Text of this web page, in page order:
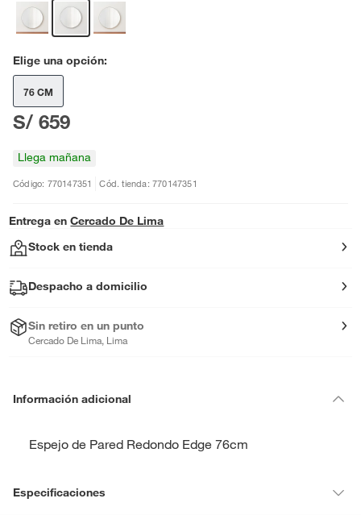
Elige una opción:
76 CM
S/ 659
Llega mañana
Código: 770147351 Cód. tienda: 770147351
Entrega en Cercado De Lima
Stock en tienda
Despacho a domicilio
Sin retiro en un punto
Cercado De Lima, Lima
Información adicional
Espejo de Pared Redondo Edge 76cm
Especificaciones